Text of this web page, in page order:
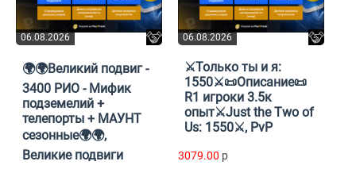
06.08.2026
🌍🌍Великий подвиг -
3400 РИО - Мифик
подземелий +
телепорты + МАУНТ
сезонные🌍🌍,
Великие подвиги
06.08.2026
⚔️Только ты и я:
1550⚔️📜Описание📜
R1 игроки 3.5к
опыт⚔️Just the Two of
Us: 1550⚔️, PvP
3079.00 p